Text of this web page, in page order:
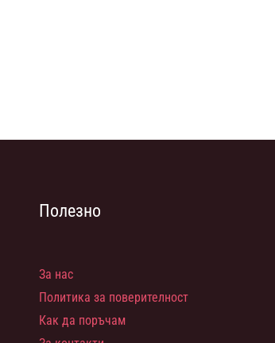
Полезно
За нас
Политика за поверителност
Как да поръчам